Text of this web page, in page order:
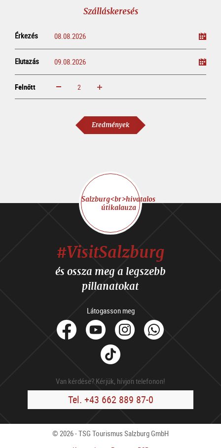
Szálláskeresés
Érkezés
Elutazás
Felnőtt növelem csökkentem
Eredmények
Salzburg<br>hivatalos
útikalauza
#VisitSalzburg
és ossza meg a legszebb
pillanatokat
Látogasson meg
facebook
YoutubeInstagram
Tik
Tok
Van kérdése? Kérjük, hívjon telefonon!
Tel. +43 662 889 87-0
© 2026 - TSG Tourismus Salzburg GmbH